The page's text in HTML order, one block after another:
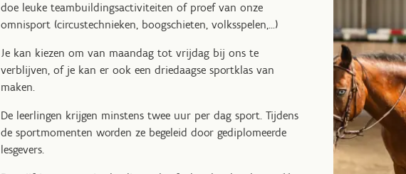
doe leuke teambuildingsactiviteiten of proef van onze
omnisport (circustechnieken, boogschieten, volksspelen,...)
Je kan kiezen om van maandag tot vrijdag bij ons te
verblijven, of je kan er ook een driedaagse sportklas van
maken.
De leerlingen krijgen minstens twee uur per dag sport. Tijdens
de sportmomenten worden ze begeleid door gediplomeerde
lesgevers.